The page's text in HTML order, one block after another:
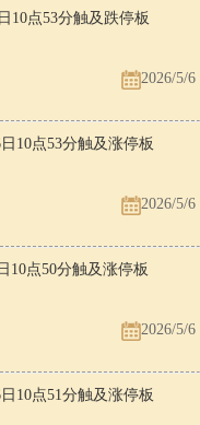
10点53分触及跌停板
2026/5/6
10点53分触及涨停板
2026/5/6
10点50分触及涨停板
2026/5/6
10点51分触及涨停板